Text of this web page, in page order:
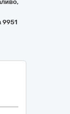
9951